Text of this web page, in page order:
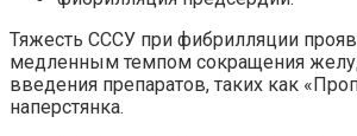
Тяжесть СССУ при фибрилляции
медленным темпом сокращения
введения препаратов, таких как
наперстянка.